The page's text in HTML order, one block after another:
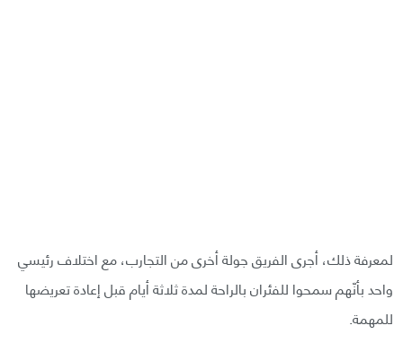
لمعرفة ذلك، أجرى الفريق جولة أخرى من التجارب، مع اختلاف رئيسي
واحد بأنّهم سمحوا للفئران بالراحة لمدة ثلاثة أيام قبل إعادة تعريضها
للمهمة.